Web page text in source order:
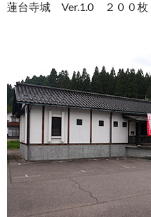
蓮台寺城 Ver.1.0 ２００枚